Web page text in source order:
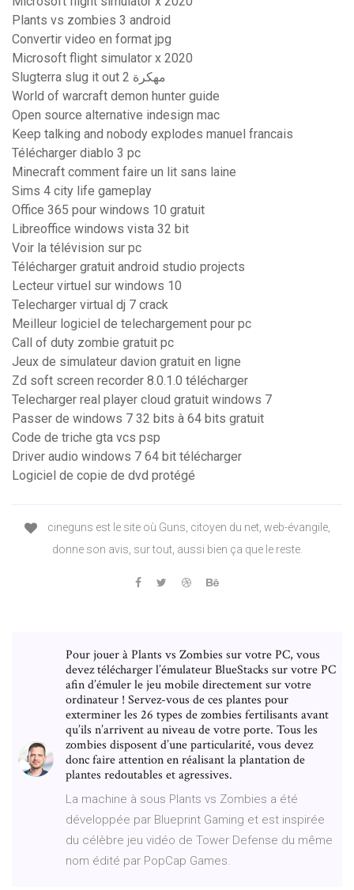
Plants vs zombies 3 android
Convertir video en format jpg
Microsoft flight simulator x 2020
Slugterra slug it out 2 مهكرة
World of warcraft demon hunter guide
Open source alternative indesign mac
Keep talking and nobody explodes manuel francais
Télécharger diablo 3 pc
Minecraft comment faire un lit sans laine
Sims 4 city life gameplay
Office 365 pour windows 10 gratuit
Libreoffice windows vista 32 bit
Voir la télévision sur pc
Télécharger gratuit android studio projects
Lecteur virtuel sur windows 10
Telecharger virtual dj 7 crack
Meilleur logiciel de telechargement pour pc
Call of duty zombie gratuit pc
Jeux de simulateur davion gratuit en ligne
Zd soft screen recorder 8.0.1.0 télécharger
Telecharger real player cloud gratuit windows 7
Passer de windows 7 32 bits à 64 bits gratuit
Code de triche gta vcs psp
Driver audio windows 7 64 bit télécharger
Logiciel de copie de dvd protégé
cineguns est le site où Guns, citoyen du net, web-évangile,
donne son avis, sur tout, aussi bien ça que le reste.
Pour jouer à Plants vs Zombies sur votre PC, vous
devez télécharger l’émulateur BlueStacks sur votre PC
afin d’émuler le jeu mobile directement sur votre
ordinateur ! Servez-vous de ces plantes pour
exterminer les 26 types de zombies fertilisants avant
qu’ils n’arrivent au niveau de votre porte. Tous les
zombies disposent d’une particularité, vous devez
donc faire attention en réalisant la plantation de
plantes redoutables et agressives.
La machine à sous Plants vs Zombies a été
développée par Blueprint Gaming et est inspirée
du célèbre jeu vidéo de Tower Defense du même
nom édité par PopCap Games.